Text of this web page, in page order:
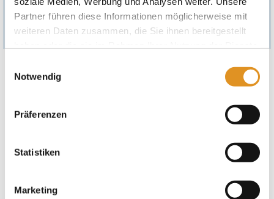
Partner führen diese Informationen möglicherweise mit
weiteren Daten zusammen, die Sie ihnen bereitgestellt
Cookies, wenn Sie unsere Webseite weiterhin nutzen.
Notwendig
Präferenzen
Statistiken
Marketing
separat erworben werden.
Geschenkbox Peelingsalz Lotus
luxuriöse und hochwertige Verarbeitung mit Magnetverschluss
Duftrichtung Lotusblüte
sanft und pflegend